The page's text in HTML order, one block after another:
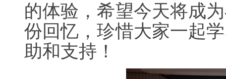
的体验，希望今天将成
份回忆，珍惜大家一起
助和支持！